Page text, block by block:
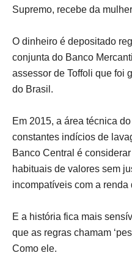
Supremo, recebe da
O dinheiro é depositado
conjunta do Banco
assessor de Toffoli que foi
do Brasil.
Em 2015, a área técnica
constantes indícios de
Banco Central é
habituais de valores sem
incompatíveis com a renda
E a história fica mais
que as regras chamam
Como ele.